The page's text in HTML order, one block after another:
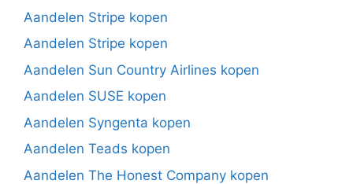
Aandelen Stripe kopen
Aandelen Stripe kopen
Aandelen Sun Country Airlines kopen
Aandelen SUSE kopen
Aandelen Syngenta kopen
Aandelen Teads kopen
Aandelen The Honest Company kopen